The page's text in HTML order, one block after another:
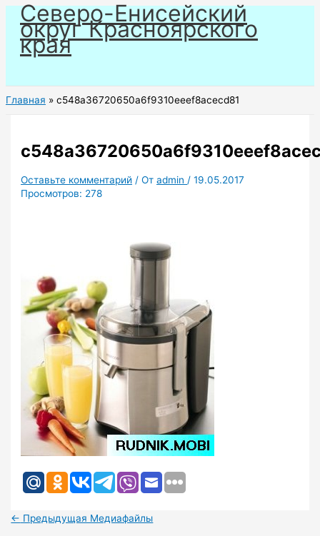
Перейти
содержимому
Северо-Енисейский
округ Красноярского
края
Главная c548a36720650a6f9310eeef8acecd81
Оставьте комментарий / Отadmin /19.05.2017
Просмотров: 278
← Предыдущая Медиафайлы